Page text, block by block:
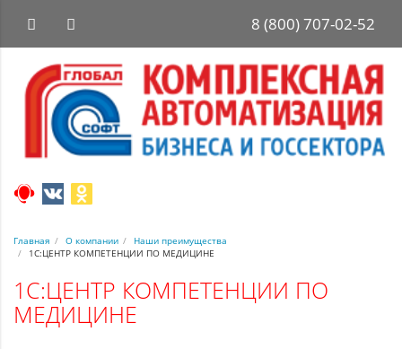
8 (800) 707-02-52
Главная О компании
Наши преимущества
1С:ЦЕНТР КОМПЕТЕНЦИИ ПО МЕДИЦИНЕ
1С:ЦЕНТР КОМПЕТЕНЦИИ ПО
МЕДИЦИНЕ